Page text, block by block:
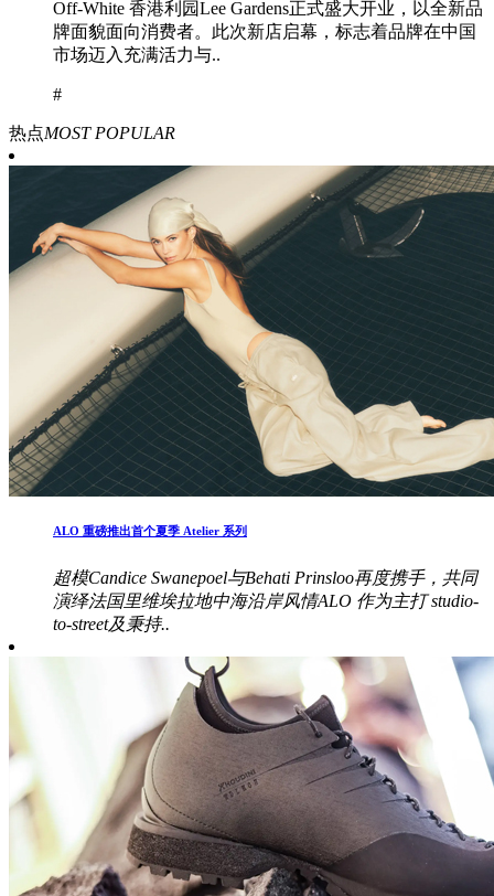
Off-White 香港利园Lee Gardens正式盛大开业，以全新品
牌面貌面向消费者。此次新店启幕，标志着品牌在中国
市场迈入充满活力与..
#
热点MOST POPULAR
ALO 重磅推出首个夏季 Atelier 系列
超模Candice Swanepoel与Behati Prinsloo再度携手，共同
演绎法国里维埃拉地中海沿岸风情ALO 作为主打 studio-
to-street及秉持..